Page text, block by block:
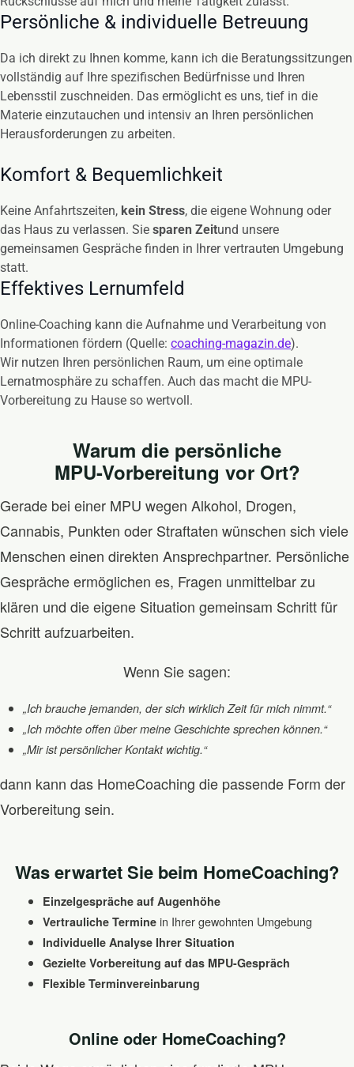
Persönliche & individuelle Betreuung
Da ich direkt zu Ihnen komme, kann ich die Beratungssitzungen
vollständig auf Ihre spezifischen Bedürfnisse und Ihren
Lebensstil zuschneiden. Das ermöglicht es uns, tief in die
Materie einzutauchen und intensiv an Ihren persönlichen
Herausforderungen zu arbeiten.
Komfort & Bequemlichkeit
Keine Anfahrtszeiten, kein Stress, die eigene Wohnung oder
das Haus zu verlassen. Sie sparen Zeitund unsere
gemeinsamen Gespräche finden in Ihrer vertrauten Umgebung
statt.
Effektives Lernumfeld
Online-Coaching kann die Aufnahme und Verarbeitung von
Informationen fördern (Quelle: coaching-magazin.de).
Wir nutzen Ihren persönlichen Raum, um eine optimale
Lernatmosphäre zu schaffen. Auch das macht die MPU-
Vorbereitung zu Hause so wertvoll.
Warum die persönliche
MPU-Vorbereitung vor Ort?
Gerade bei einer MPU wegen Alkohol, Drogen,
Cannabis, Punkten oder Straftaten wünschen sich viele
Menschen einen direkten Ansprechpartner. Persönliche
Gespräche ermöglichen es, Fragen unmittelbar zu
klären und die eigene Situation gemeinsam Schritt für
Schritt aufzuarbeiten.
Wenn Sie sagen:
„Ich brauche jemanden, der sich wirklich Zeit für mich nimmt.“
„Ich möchte offen über meine Geschichte sprechen können.“
„Mir ist persönlicher Kontakt wichtig.“
dann kann das HomeCoaching die passende Form der
Vorbereitung sein.
Was erwartet Sie beim HomeCoaching?
Einzelgespräche auf Augenhöhe
Vertrauliche Terminein Ihrer gewohnten Umgebung
Individuelle Analyse Ihrer Situation
Gezielte Vorbereitung auf das MPU-Gespräch
Flexible Terminvereinbarung
Online oder HomeCoaching?